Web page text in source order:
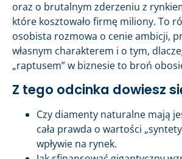
oraz o brutalnym zderzeniu z
które kosztowało firmę miliony. To
osobista rozmowa o cenie ambicji,
własnym charakterem i o tym,
„raptusem” w biznesie to broń
Z tego odcinka dowiesz
Czy diamenty naturalne mają
cała prawda o wartości
wpływie na rynek.